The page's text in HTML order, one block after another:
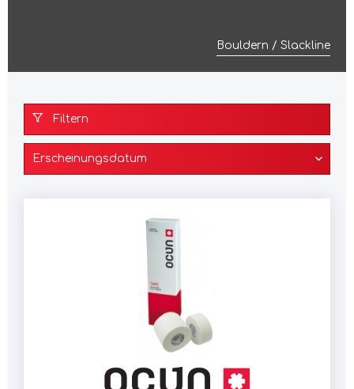
Bouldern / Slackline
Filtern